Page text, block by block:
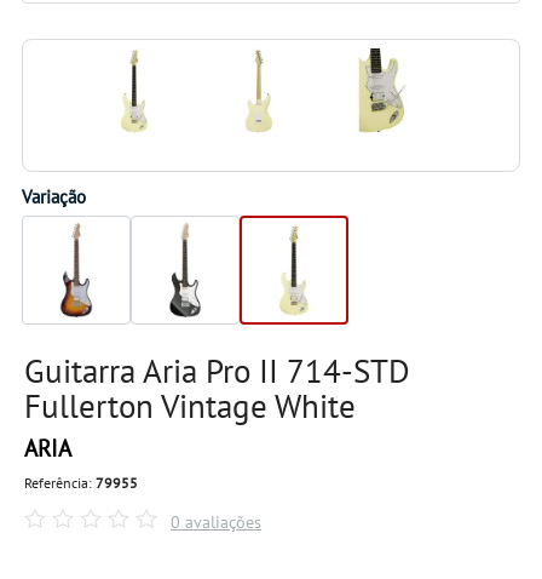
Variação
Guitarra Aria Pro II 714-STD
Fullerton Vintage White
ARIA
Referência: 79955
0 avaliações